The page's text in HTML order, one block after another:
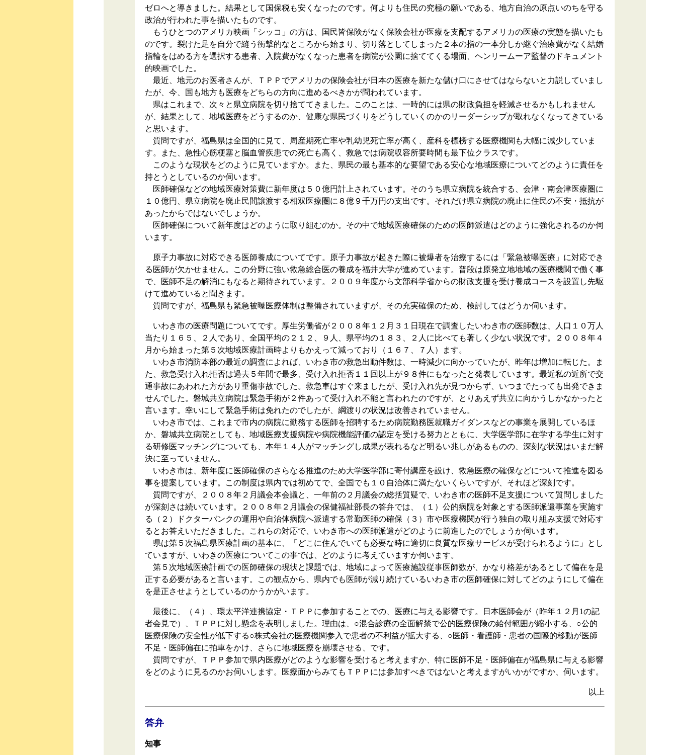
ゼロへと導きました。結果として国保税も安くなったのです。何よりも住民の究極の願いである、地方自治の原点いのちを守る
政治が行われた事を描いたものです。
もうひとつのアメリカ映画「シッコ」の方は、国民皆保険がなく保険会社が医療を支配するアメリカの医療の実態を描いたも
のです。裂けた足を自分で縫う衝撃的なところから始まり、切り落としてしまった２本の指の一本分しか継ぐ治療費がなく結婚
指輪をはめる方を選択する患者、入院費がなくなった患者を病院が公園に捨ててくる場面、ヘンリームーア監督のドキュメント
的映画でした。
最近、地元のお医者さんが、ＴＰＰでアメリカの保険会社が日本の医療を新たな儲け口にさせてはならないと力説していまし
たが、今、国も地方も医療をどちらの方向に進めるべきかが問われています。
県はこれまで、次々と県立病院を切り捨ててきました。このことは、一時的には県の財政負担を軽減させるかもしれません
が、結果として、地域医療をどうするのか、健康な県民づくりをどうしていくのかのリーダーシップが取れなくなってきている
と思います。
質問ですが、福島県は全国的に見て、周産期死亡率や乳幼児死亡率が高く、産科を標榜する医療機関も大幅に減少していま
す。また、急性心筋梗塞と脳血管疾患での死亡も高く、救急では病院収容所要時間も最下位クラスです。
このような現状をどのように見ていますか。また、県民の最も基本的な要望である安心な地域医療についてどのように責任を
持とうとしているのか伺います。
医師確保などの地域医療対策費に新年度は５０億円計上されています。そのうち県立病院を統合する、会津・南会津医療圏に
１０億円、県立病院を廃止民間譲渡する相双医療圏に８億９千万円の支出です。それだけ県立病院の廃止に住民の不安・抵抗が
あったからではないでしょうか。
医師確保について新年度はどのように取り組むのか。その中で地域医療確保のための医師派遣はどのように強化されるのか伺
います。
原子力事故に対応できる医師養成についてです。原子力事故が起きた際に被爆者を治療するには「緊急被曝医療」に対応でき
る医師が欠かせません。この分野に強い救急総合医の養成を福井大学が進めています。普段は原発立地地域の医療機関で働く事
で、医師不足の解消にもなると期待されています。２００９年度から文部科学省からの財政支援を受け養成コースを設置し先駆
けて進めていると聞きます。
質問ですが、福島県も緊急被曝医療体制は整備されていますが、その充実確保のため、検討してはどうか伺います。
いわき市の医療問題についてです。厚生労働省が２００８年１２月３１日現在で調査したいわき市の医師数は、人口１０万人
当たり１６５、２人であり、全国平均の２１２、９人、県平均の１８３、２人に比べても著しく少ない状況です。２００８年４
月から始まった第５次地域医療計画時よりもかえって減っており（１６７、７人）ます。
いわき市消防本部の最近の調査によれば、いわき市の救急出動件数は、一時減少に向かっていたが、昨年は増加に転じた。ま
た、救急受け入れ拒否は過去５年間で最多、受け入れ拒否１１回以上が９８件にもなったと発表しています。最近私の近所で交
通事故にあわれた方があり重傷事故でした。救急車はすぐ来ましたが、受け入れ先が見つからず、いつまでたっても出発できま
せんでした。磐城共立病院は緊急手術が２件あって受け入れ不能と言われたのですが、とりあえず共立に向かうしかなかったと
言います。幸いにして緊急手術は免れたのでしたが、綱渡りの状況は改善されていません。
いわき市では、これまで市内の病院に勤務する医師を招聘するため病院勤務医就職ガイダンスなどの事業を展開しているほ
か、磐城共立病院としても、地域医療支援病院や病院機能評価の認定を受ける努力とともに、大学医学部に在学する学生に対す
る研修医マッチングについても、本年１４人がマッチングし成果が表れるなど明るい兆しがあるものの、深刻な状況はいまだ解
決に至っていません。
いわき市は、新年度に医師確保のさらなる推進のため大学医学部に寄付講座を設け、救急医療の確保などについて推進を図る
事を提案しています。この制度は県内では初めてで、全国でも１０自治体に満たないくらいですが、それほど深刻です。
質問ですが、２００８年２月議会本会議と、一年前の２月議会の総括質疑で、いわき市の医師不足支援について質問しました
が深刻さは続いています。２００８年２月議会の保健福祉部長の答弁では、（１）公的病院を対象とする医師派遣事業を実施す
る（２）ドクターバンクの運用や自治体病院へ派遣する常勤医師の確保（３）市や医療機関が行う独自の取り組み支援で対応す
るとお答えいただきました。これらの対応で、いわき市への医師派遣がどのように前進したのでしょうか伺います。
県は第５次福島県医療計画の基本に、「どこに住んでいても必要な時に適切に良質な医療サービスが受けられるように」とし
ていますが、いわきの医療についてこの事では、どのように考えていますか伺います。
第５次地域医療計画での医師確保の現状と課題では、地域によって医療施設従事医師数が、かなり格差があるとして偏在を是
正する必要があると言います。この観点から、県内でも医師が減り続けているいわき市の医師確保に対してどのようにして偏在
を是正させようとしているのかうかがいます。
最後に、（４）、環太平洋連携協定・ＴＰＰに参加することでの、医療に与える影響です。日本医師会が（昨年１２月1の記
者会見で）、ＴＰＰに対し懸念を表明しました。理由は、○混合診療の全面解禁で公的医療保険の給付範囲が縮小する、○公的
医療保険の安全性が低下する○株式会社の医療機関参入で患者の不利益が拡大する、○医師・看護師・患者の国際的移動が医師
不足・医師偏在に拍車をかけ、さらに地域医療を崩壊させる、です。
質問ですが、ＴＰＰ参加で県内医療がどのような影響を受けると考えますか、特に医師不足・医師偏在が福島県に与える影響
をどのように見るのかお伺いします。医療面からみてもＴＰＰには参加すべきではないと考えますがいかがですか、伺います。
以上
答弁
知事